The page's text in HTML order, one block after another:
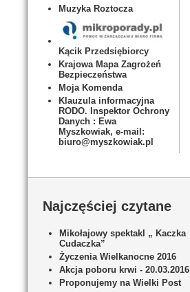
Muzyka Roztocza
Kącik Przedsiębiorcy
Krajowa Mapa Zagrożeń
Bezpieczeństwa
Moja Komenda
Klauzula informacyjna
RODO. Inspektor Ochrony
Danych : Ewa
Myszkowiak, e-mail:
biuro@myszkowiak.pl
Najczęściej czytane
Mikołajowy spektakl „ Kaczka
Cudaczka”
Życzenia Wielkanocne 2016
Akcja poboru krwi - 20.03.2016
Proponujemy na Wielki Post